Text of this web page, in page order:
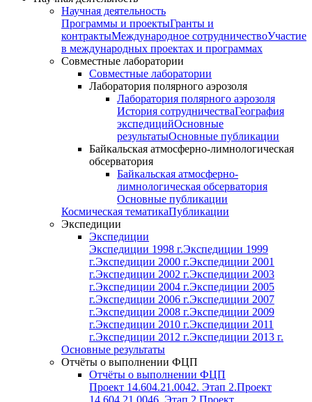
Научная деятельность
Программы и проектыГранты и
контрактыМеждународное сотрудничествоУчастие
в международных проектах и программах
Совместные лаборатории
Совместные лаборатории
Лаборатория полярного аэрозоля
Лаборатория полярного аэрозоля
История сотрудничестваГеография
экспедицийОсновные
результатыОсновные публикации
Байкальская атмосферно-лимнологическая
обсерватория
Байкальская атмосферно-
лимнологическая обсерватория
Основные публикации
Космическая тематикаПубликации
Экспедиции
Экспедиции
Экспедиции 1998 г.Экспедиции 1999
г.Экспедиции 2000 г.Экспедиции 2001
г.Экспедиции 2002 г.Экспедиции 2003
г.Экспедиции 2004 г.Экспедиции 2005
г.Экспедиции 2006 г.Экспедиции 2007
г.Экспедиции 2008 г.Экспедиции 2009
г.Экспедиции 2010 г.Экспедиции 2011
г.Экспедиции 2012 г.Экспедиции 2013 г.
Основные результаты
Отчёты о выполнении ФЦП
Отчёты о выполнении ФЦП
Проект 14.604.21.0042. Этап 2.Проект
14.604.21.0046. Этап 2.Проект